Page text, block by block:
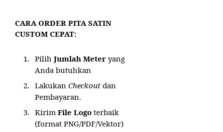
CARA ORDER PITA SATIN
CUSTOM CEPAT:
Pilih Jumlah Meter yang
Anda butuhkan
Lakukan Checkout dan
Pembayaran.
Kirim File Logo terbaik
(format PNG/PDF/Vektor)